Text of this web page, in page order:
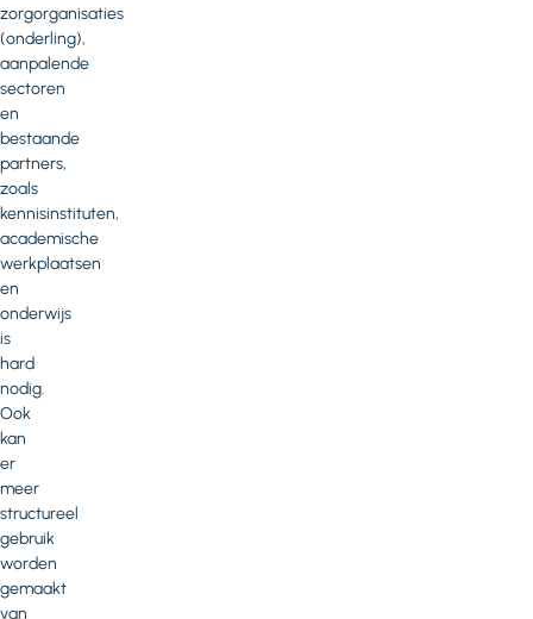
zorgorganisaties
(onderling),
aanpalende
sectoren
en
bestaande
partners,
zoals
kennisinstituten,
academische
werkplaatsen
en
onderwijs
is
hard
nodig.
Ook
kan
er
meer
structureel
gebruik
worden
gemaakt
van